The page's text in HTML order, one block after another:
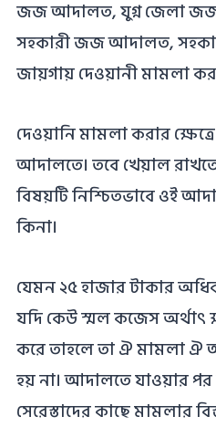
জজ আদালত, যুগ্ন জেলা
সহকারী জজ আদালত,
জায়গায় দেওয়ানী মামলা
দেওয়ানি মামলা করার ক্ষেত্রে
আদালতে। তবে খেয়াল
বিষয়টি নিশ্চিতভাবে ওই
কিনা।
যেমন ২৫ হাজার টাকার
যদি কেউ স্মল কজেস অর্থাৎ
করে তাহলে তা ঐ মামলা ঐ
হয় না। আদালতে যাওয়ার
সেরেস্তাদের কাছে মামলার